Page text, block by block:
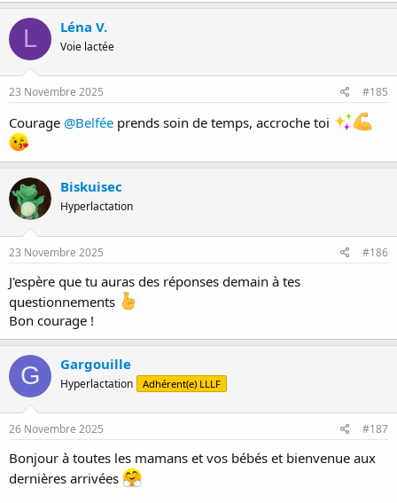
L Léna V.
Voie lactée
23 Novembre 2025 #185
Courage @Belfée prends soin de temps, accroche toi
Biskuisec
Hyperlactation
23 Novembre 2025 #186
J'espère que tu auras des réponses demain à tes
questionnements
Bon courage !
G Gargouille
Hyperlactation Adhérent(e) LLLF
26 Novembre 2025 #187
Bonjour à toutes les mamans et vos bébés et bienvenue aux
dernières arrivées